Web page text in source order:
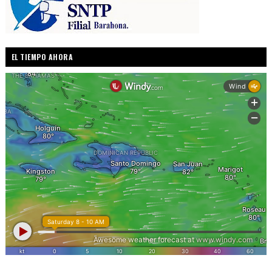
EL TIEMPO AHORA